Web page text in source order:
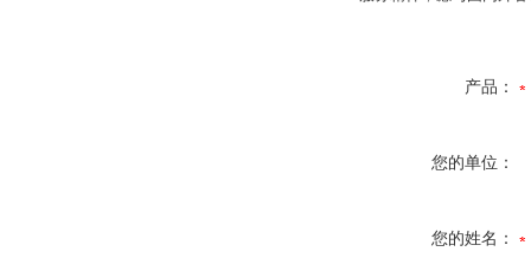
产品：
您的单位：
您的姓名：